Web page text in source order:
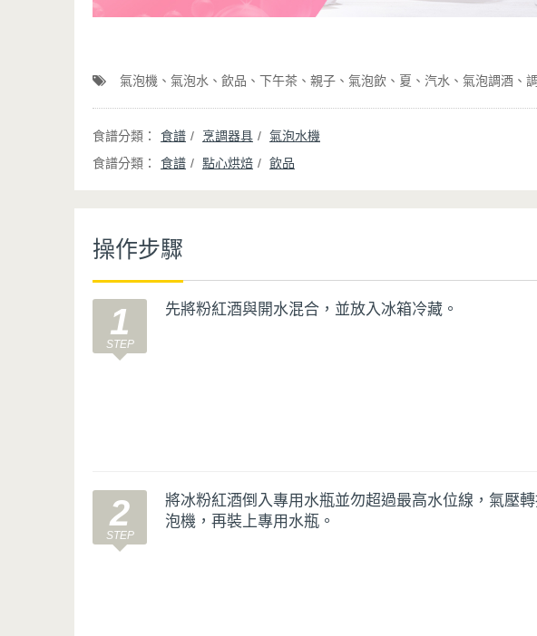
氣泡機 氣泡水 飲品 下午茶 親子 氣泡飲 夏 汽水 氣泡調酒
食譜 烹調器具
氣泡水機
食譜
點心烘焙 飲品
操作步驟
1 先將粉紅酒與開水混合，並放入冰箱冷藏。
2
將冰粉紅酒倒入專用水瓶並勿超過最高水位線，氣壓
泡機，再裝上專用水瓶。